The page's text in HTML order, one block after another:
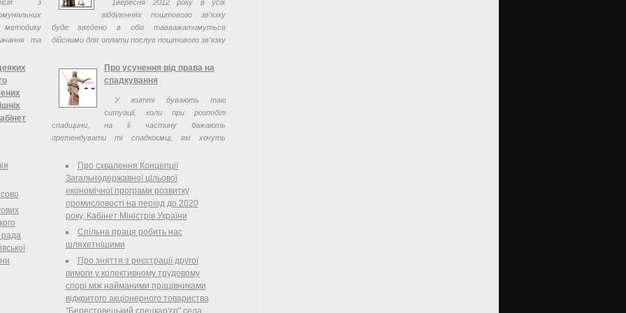
з
та
...
рік 1.
17 )
обсягу
рік у
4282-
в сумі
рада
1вересня 2012 року в усіх
відділеннях поштового зв'язку
буде введено в обіг тавважатимуться
дійсними для оплати послуг поштового зв'язку
Про усунення від права на
спадкування
У житті бувають такі
ситуації, коли при розподілі
спадщини, на її частину бажають
претендувати ті спадкоємці, які хочуть
Про схвалення Концепції
Загальнодержавної цільової
економічної програми розвитку
промисловості на період до 2020
року, Кабінет Міністрів України
Спільна праця робить нас
шляхетнішими
Про зняття з реєстрації другої
вимоги у колективному трудовому
спорі між найманими працівниками
відкритого акціонерного товариства
"Берестовецький спецкар'єр" села